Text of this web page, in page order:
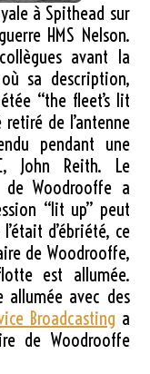
à Spithead sur
HMS Nelson.
avant la
sa description,
“the fleet’s lit
de l’antenne
pendant une
John Reith. Le
de Woodrooffe a
“lit up” peut
d’ébriété, ce
de Woodrooffe,
est allumée.
avec des
Broadcasting a
de Woodrooffe